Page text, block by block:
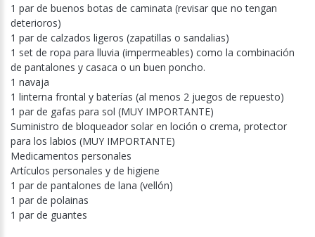
1 par de buenos botas de caminata (revisar que no tengan
deterioros)
1 par de calzados ligeros (zapatillas o sandalias)
1 set de ropa para lluvia (impermeables) como la combinación
de pantalones y casaca o un buen poncho.
1 navaja
1 linterna frontal y baterías (al menos 2 juegos de repuesto)
1 par de gafas para sol (MUY IMPORTANTE)
Suministro de bloqueador solar en loción o crema, protector
para los labios (MUY IMPORTANTE)
Medicamentos personales
Artículos personales y de higiene
1 par de pantalones de lana (vellón)
1 par de polainas
1 par de guantes